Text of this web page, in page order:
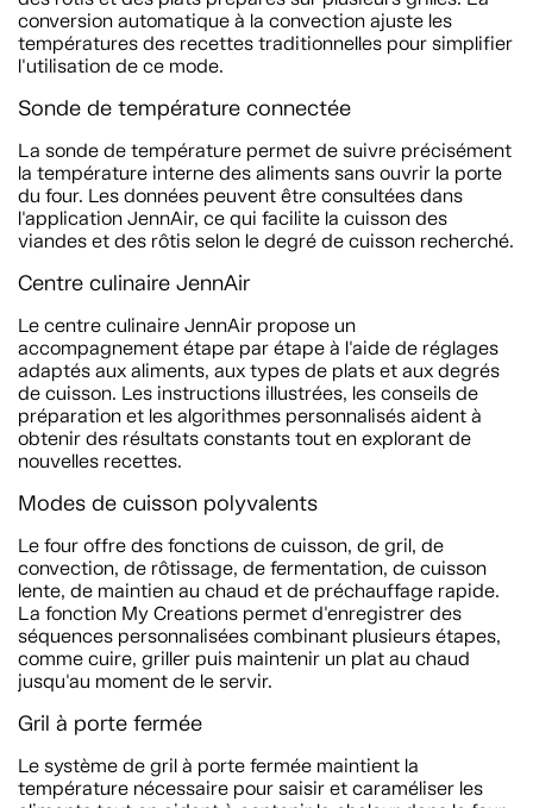
conversion automatique à la convection ajuste les
températures des recettes traditionnelles pour simplifier
l'utilisation de ce mode.
Sonde de température connectée
La sonde de température permet de suivre précisément
la température interne des aliments sans ouvrir la porte
du four. Les données peuvent être consultées dans
l'application JennAir, ce qui facilite la cuisson des
viandes et des rôtis selon le degré de cuisson recherché.
Centre culinaire JennAir
Le centre culinaire JennAir propose un
accompagnement étape par étape à l'aide de réglages
adaptés aux aliments, aux types de plats et aux degrés
de cuisson. Les instructions illustrées, les conseils de
préparation et les algorithmes personnalisés aident à
obtenir des résultats constants tout en explorant de
nouvelles recettes.
Modes de cuisson polyvalents
Le four offre des fonctions de cuisson, de gril, de
convection, de rôtissage, de fermentation, de cuisson
lente, de maintien au chaud et de préchauffage rapide.
La fonction My Creations permet d'enregistrer des
séquences personnalisées combinant plusieurs étapes,
comme cuire, griller puis maintenir un plat au chaud
jusqu'au moment de le servir.
Gril à porte fermée
Le système de gril à porte fermée maintient la
température nécessaire pour saisir et caraméliser les